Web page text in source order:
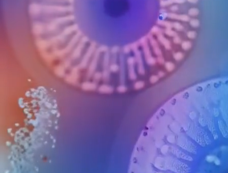
Artwall
Armani
Actv Venezia
Atalanta Calcio
Bormioli Rocco
Boscolo
Coop
Chanel
H&M